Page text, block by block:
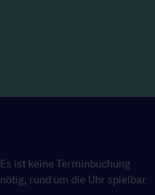
Es ist keine Terminbuchung
nötig, rund um die Uhr spielbar